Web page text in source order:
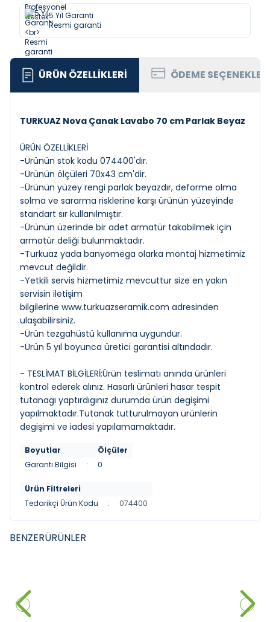
5 Yıl Garanti
Resmi garanti
ÜRÜN ÖZELLIKLERI ÖDEME
TURKUAZ Nova Çanak Lavabo 70 cm Parlak Beyaz
ÜRÜN ÖZELLİKLERİ
-Ürünün stok kodu 074400'dır.
-Ürünün ölçüleri 70x43 cm'dir.
-Ürünün yüzey rengi parlak beyazdır, deforme olma
solma ve sararma risklerine karşı ürünün yüzeyinde
standart sır kullanılmıştır.
-Ürünün üzerinde bir adet armatür takabilmek için
armatür deliği bulunmaktadır.
-Turkuaz yada banyomega olarka montaj hizmetimiz
mevcut değildir.
-Yetkili servis hizmetimiz mevcuttur size en yakın
servisin iletişim
bilgilerine www.turkuazseramik.com adresinden
ulaşabilirsiniz.
-Ürün tezgahüstü kullanıma uygundur.
-Ürün 5 yıl boyunca üretici garantisi altındadır.
- TESLİMAT BİLGİLERİ:Ürün teslimatı anında ürünleri
kontrol ederek alınız. Hasarlı ürünleri hasar tespit
tutanagı yaptırdıgınız durumda ürün degişimi
yapılmaktadır.Tutanak tutturulmayan ürünlerin
degişimi ve iadesi yapılamamaktadır.
Boyutlar
Ölçüler
Garanti Bilgisi
: 0
Ürün Filtreleri
Tedarikçi Ürün Kodu
: 074400
BENZERÜRÜNLER
Lavabo, 60 cm Parlak Beyaz
28.150,00
Lavabo, 43 cm Parlak Beyaz